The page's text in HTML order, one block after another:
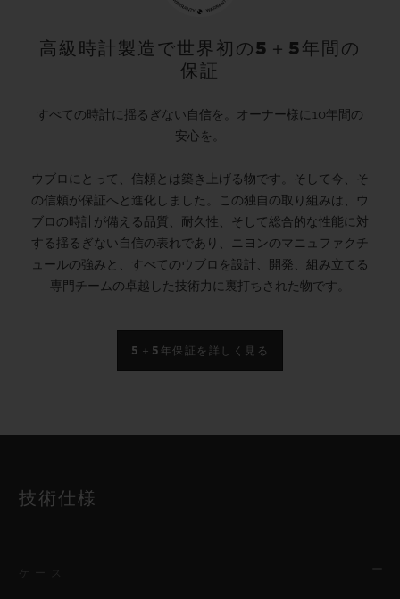
高級時計製造で世界初の5＋5年間の
保証
すべての時計に揺るぎない自信を。オーナー様に10年間の
安心を。
ウブロにとって、信頼とは築き上げる物です。そして今、そ
の信頼が保証へと進化しました。この独自の取り組みは、ウ
ブロの時計が備える品質、耐久性、そして総合的な性能に対
する揺るぎない自信の表れであり、ニヨンのマニュファクチ
ュールの強みと、すべてのウブロを設計、開発、組み立てる
専門チームの卓越した技術力に裏打ちされた物です。
5＋5年保証を詳しく見る
技術仕様